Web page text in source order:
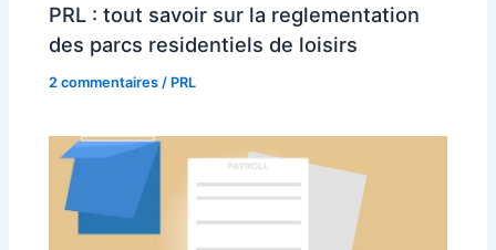
PRL : tout savoir sur la reglementation
des parcs residentiels de loisirs
2 commentaires / PRL